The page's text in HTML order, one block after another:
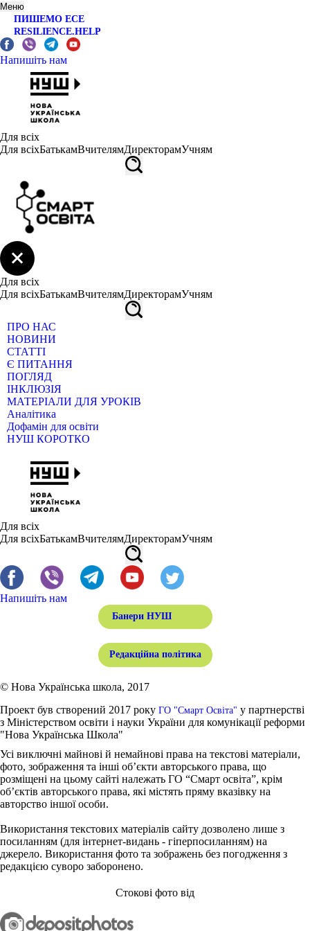
Меню
ПИШЕМО ЕСЕ
RESILIENCE.HELP
Напишіть нам
Для всіх
Для всіхБатькамВчителямДиректорамУчням
Для всіх
Для всіхБатькамВчителямДиректорамУчням
ПРО НАС
НОВИНИ
СТАТТІ
Є ПИТАННЯ
ПОГЛЯД
ІНКЛЮЗІЯ
МАТЕРІАЛИ ДЛЯ УРОКІВ
Аналітика
Дофамін для освіти
НУШ КОРОТКО
Для всіх
Для всіхБатькамВчителямДиректорамУчням
Напишіть нам
Банери НУШ
Редакційна політика
© Нова Українська школа, 2017
Проект був створений 2017 року ГО "Смарт Освіта" у партнерстві
з Міністерством освіти і науки України для комунікації реформи
"Нова Українська Школа"
Усі виключні майнові й немайнові права на текстові матеріали,
фото, зображення та інші об’єкти авторського права, що
розміщені на цьому сайті належать ГО “Смарт освіта”, крім
об’єктів авторського права, які містять пряму вказівку на
авторство іншої особи.
Використання текстових матеріалів сайту дозволено лише з
посиланням (для інтернет-видань - гіперпосиланням) на
джерело. Використання фото та зображень без погодження з
редакцією суворо заборонено.
Стокові фото від